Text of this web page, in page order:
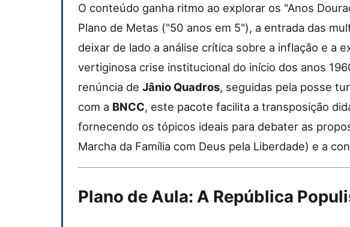
O conteúdo ganha ritmo ao explorar os "Anos
Plano de Metas ("50 anos em 5"), a entrada das
deixar de lado a análise crítica sobre a inflação e a
vertiginosa crise institucional do início dos anos
renúncia de Jânio Quadros, seguidas pela posse
com a BNCC, este pacote facilita a transposição
fornecendo os tópicos ideais para debater as
Marcha da Família com Deus pela Liberdade) e a
Plano de Aula: A República